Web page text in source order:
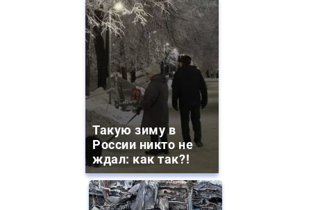
Такую зиму в
России никто не
ждал: как так?!